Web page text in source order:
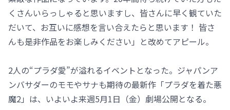
くさんいらっしゃると思いますし、皆さんに早く観ていた
だいて、お互いに感想を言い合えたらと思います！ 皆さ
んも是非作品をお楽しみください」と改めてアピール。
2人の“プラダ愛”が溢れるイベントとなった。ジャパンア
ンバサダーのモモやサナも期待の最新作「プラダを着た悪
魔2」は、いよいよ来週5月1日（金）劇場公開となる。